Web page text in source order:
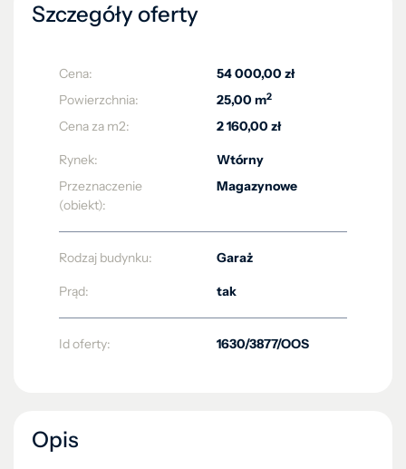
Szczegóły oferty
Cena:
54 000,00 zł
Powierzchnia:
25,00 m2
Cena za m2: 2 160,00 zł
Rynek:
Wtórny
Przeznaczenie
(obiekt):
Magazynowe
Rodzaj budynku: Garaż
Prąd: tak
Id oferty: 1630/3877/OOS
Opis